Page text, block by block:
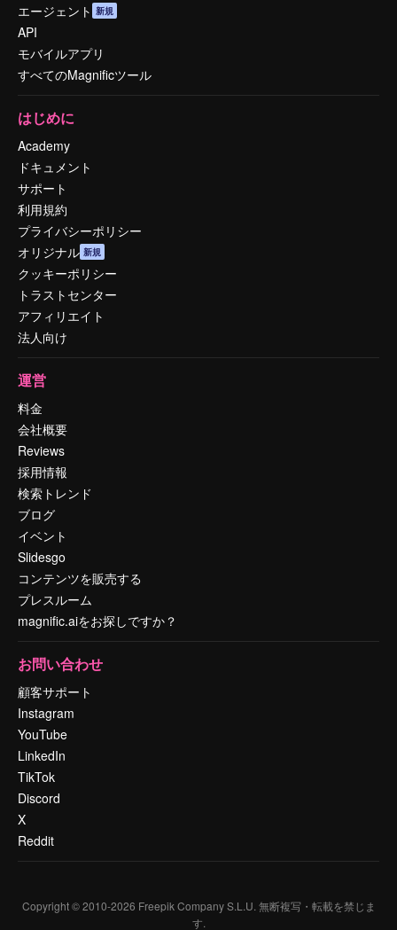
エージェント 新規
API
モバイルアプリ
すべてのMagnificツール
はじめに
Academy
ドキュメント
サポート
利用規約
プライバシーポリシー
オリジナル 新規
クッキーポリシー
トラストセンター
アフィリエイト
法人向け
運営
料金
会社概要
Reviews
採用情報
検索トレンド
ブログ
イベント
Slidesgo
コンテンツを販売する
プレスルーム
magnific.aiをお探しですか？
お問い合わせ
顧客サポート
Instagram
YouTube
LinkedIn
TikTok
Discord
X
Reddit
Copyright © 2010-2026 Freepik Company S.L.U. 無断複写・転載を禁じま
す.